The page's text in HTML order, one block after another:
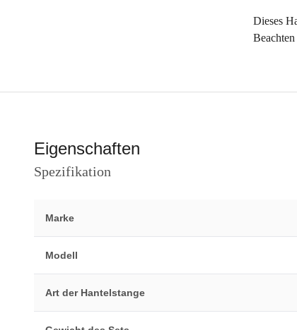
Dieses
Eigenschaften
Spezifikation
Marke
Modell
Art der Hantelstange